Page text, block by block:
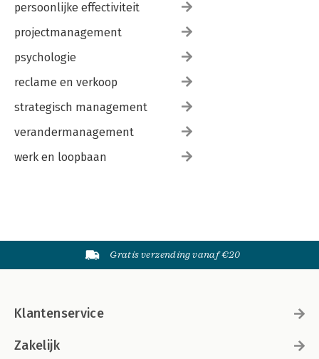
persoonlijke effectiviteit
projectmanagement
psychologie
reclame en verkoop
strategisch management
verandermanagement
werk en loopbaan
Gratis verzending vanaf €20
Klantenservice
Zakelijk